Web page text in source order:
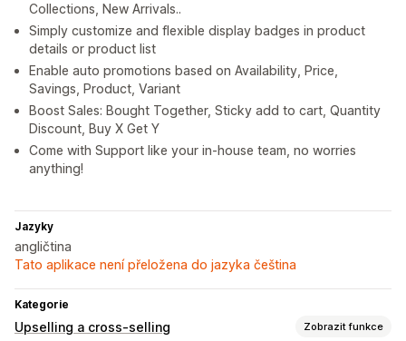
Collections, New Arrivals..
Simply customize and flexible display badges in product
details or product list
Enable auto promotions based on Availability, Price,
Savings, Product, Variant
Boost Sales: Bought Together, Sticky add to cart, Quantity
Discount, Buy X Get Y
Come with Support like your in-house team, no worries
anything!
Jazyky
angličtina
Tato aplikace není přeložena do jazyka čeština
Kategorie
Upselling a cross-selling Zobrazit funkce